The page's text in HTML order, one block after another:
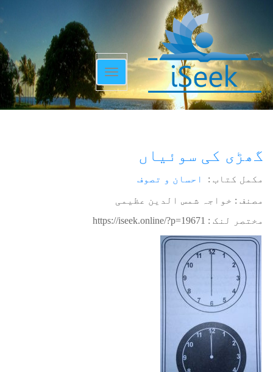
Toggle
navigation
گھڑی کی سوئیاں
مکمل کتاب : احسان و تصوف
مصنف : خواجہ شمس الدین عظیمی
مختصر لنک : https://iseek.online/?p=19671